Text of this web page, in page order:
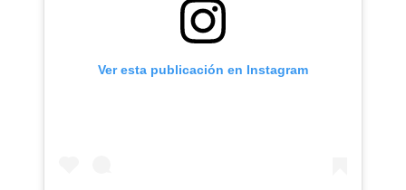
Ver esta publicación en Instagram